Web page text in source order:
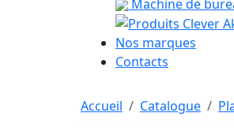
Machine de
Nos marques
Contacts
Accueil Catalogue